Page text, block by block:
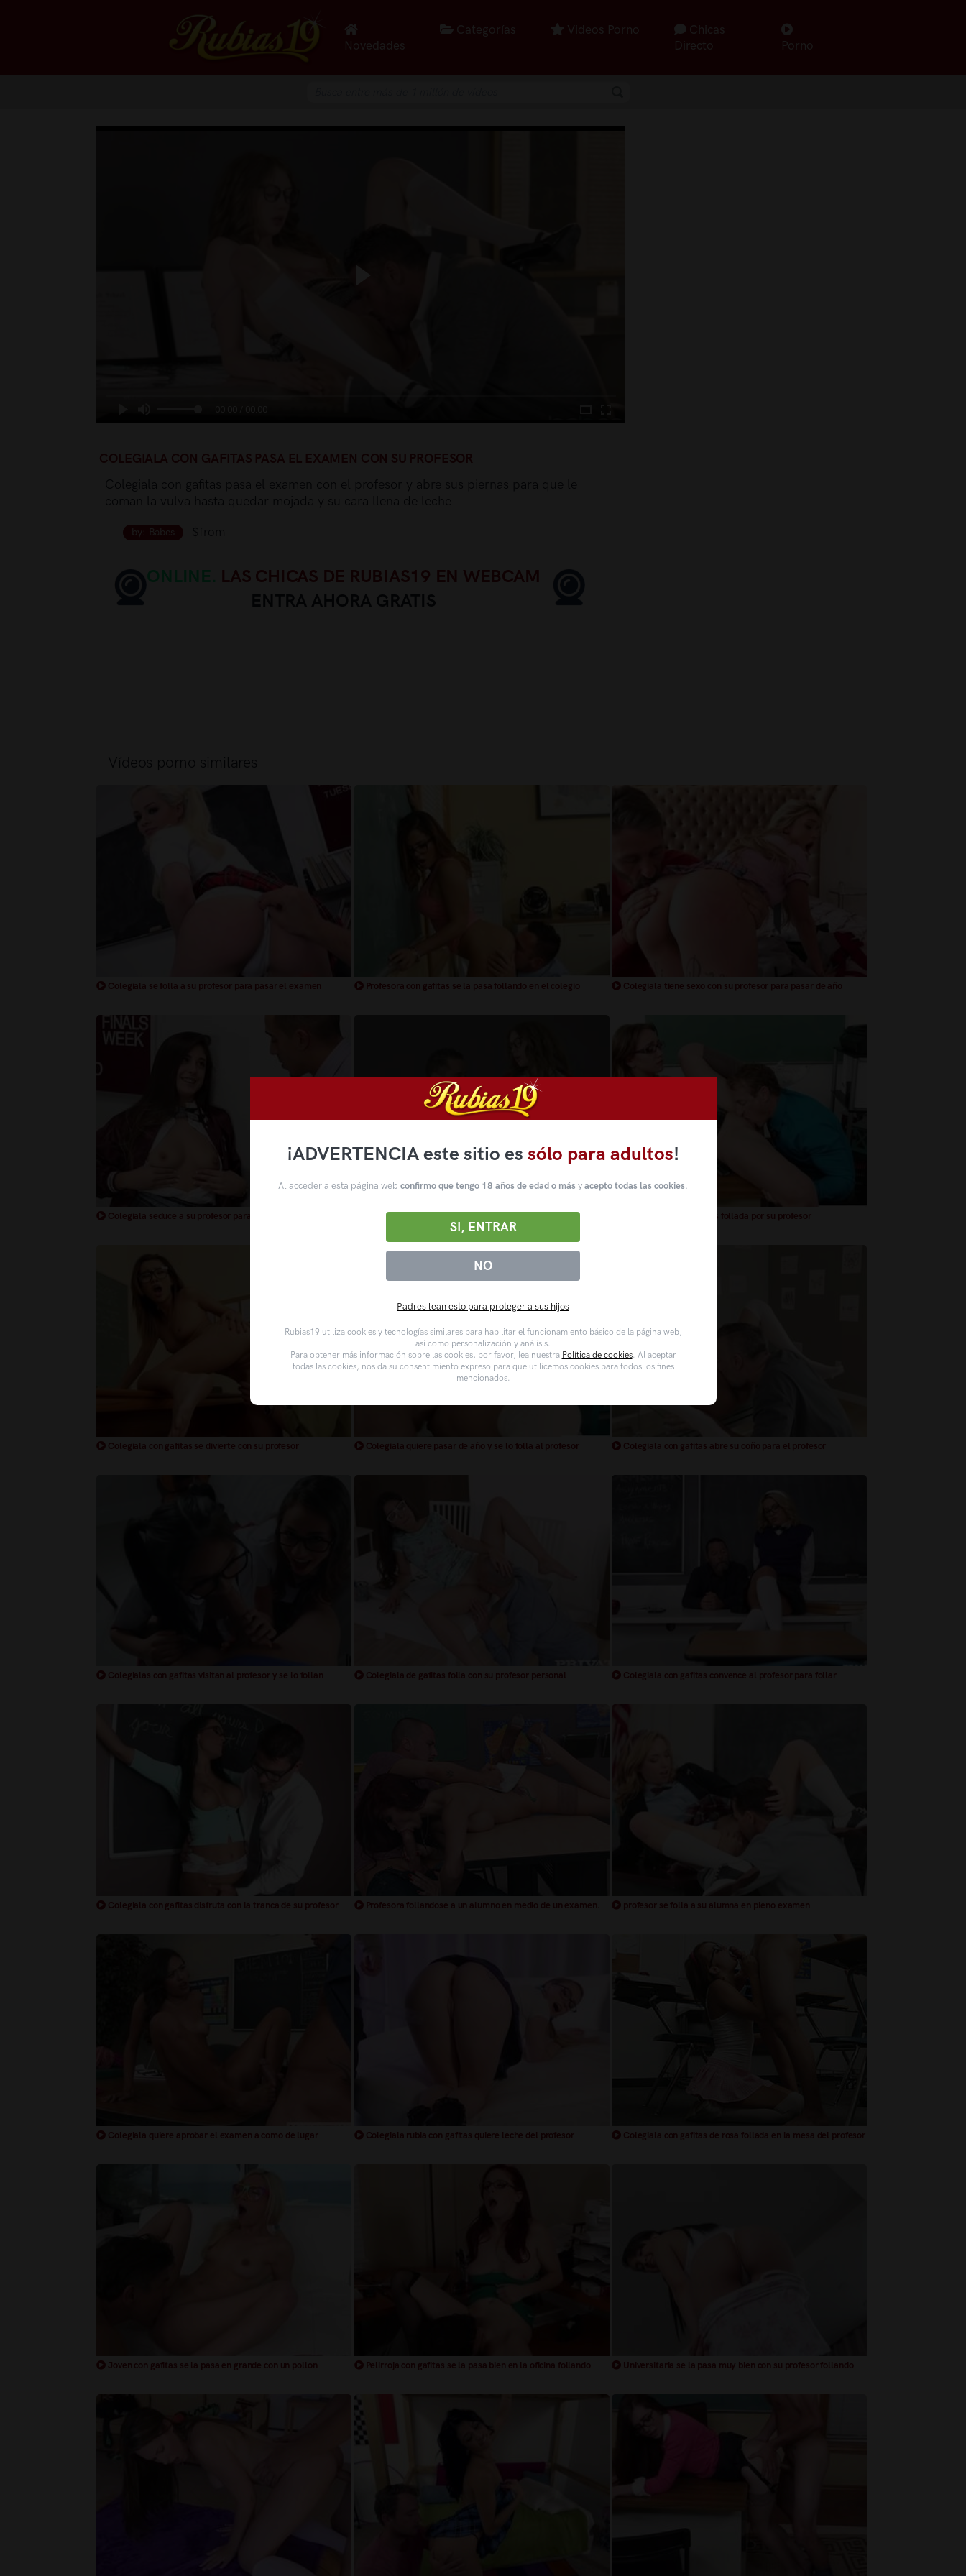
Novedades
Categorías Videos Porno
Chicas
Directo
Porno
COLEGIALA CON GAFITAS PASA EL EXAMEN CON SU PROFESOR
by: Babes
ONLINE. LAS CHICAS DE RUBIAS19 EN WEBCAM
Colegiala se folla a su profesor para pasar el examen Profesora con gafitas se la pasa follando en el colegio Colegiala tiene sexo con su profesor para pasar de año
Colegiala seduce a su profesor para que la pase de año Colegiala se folla a su profesor para pasar de año Colegiala con gafitas es follada por su profesor
Colegiala con gafitas se divierte con su profesor Colegiala quiere pasar de año y se lo folla al profesor Colegiala con gafitas abre su coño para el profesor
Colegialas con gafitas visitan al profesor y se lo follan Colegiala de gafitas folla con su profesor personal Colegiala con gafitas convence al profesor para follar
Colegiala con gafitas disfruta con la tranca de su profesor Profesora follandose a un alumno en medio de un examen. profesor se folla a su alumna en pleno examen
Colegiala quiere aprobar el examen a como de lugar Colegiala rubia con gafitas quiere leche del profesor Colegiala con gafitas de rosa follada en la mesa del profesor
Joven con gafitas se la pasa en grande con un pollon Pelirroja con gafitas se la pasa bien en la oficina follando Universitaria se la pasa muy bien con su profesor follando
¡ADVERTENCIA este sitio es sólo para adultos!
Al acceder a esta página web confirmo que tengo 18 años de edad o más y acepto todas las cookies
NO
SI, ENTRAR
Padres lean esto para proteger a sus hijos
Rubias19 utiliza cookies y tecnologías similares para habilitar el funcionamiento básico de la página web,
así como personalización y análisis.
Para obtener más información sobre las cookies, por favor, lea nuestra Política de cookies. Al aceptar
todas las cookies, nos da su consentimiento expreso para que utilicemos cookies para todos los fines
mencionados.